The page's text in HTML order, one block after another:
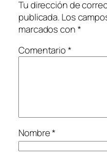
Tu dirección de
publicada. Los
marcados con*
Comentario*
Nombre*